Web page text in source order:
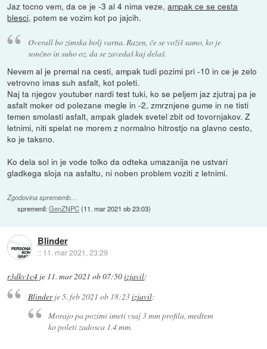
Jaz tocno vem, da ce je -3 al 4 nima veze,ampak ce se cesta
blesci, potem se vozim kot po jajcih.
Overall bo zimska bolj varna. Razen, če se vožiš samo, ko je
sončno in suho oz. da se zavedaš kaj delaš.
Nevem al je premal na cesti, ampak tudi pozimi pri -10 in ce je zelo
vetrovno imas suh asfalt, kot poleti.
Naj ta njegov youtuber nardi test tuki, ko se peljem jaz zjutraj pa je
asfalt moker od polezane megle in -2, zmrznjene gume in ne tisti
temen smolasti asfalt, ampak gladek svetel zbit od tovornjakov. Z
letnimi, niti spelat ne morem z normalno hitrostjo na glavno cesto,
ko je taksno.
Ko dela sol in je vode tolko da odteka umazanija ne ustvari
gladkega sloja na asfaltu, ni noben problem voziti z letnimi.
Zgodovina sprememb…
spremenil:GenZNPC(11. mar 2021 ob 23:03)
Blinder
:: 11. mar 2021, 23:29
r3dkv1c4 je 11. mar 2021 ob 07:50izjavil:
Blinderje5. feb 2021 ob 18:23izjavil:
Morajo pa pozimi imeti vsaj 3 mm profila, medtem
ko poleti zadosca 1.4 mm.